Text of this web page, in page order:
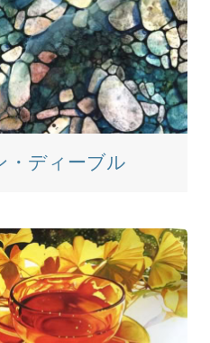
・ディーブル